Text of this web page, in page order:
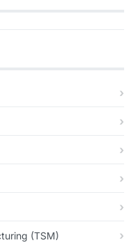
(TSM)